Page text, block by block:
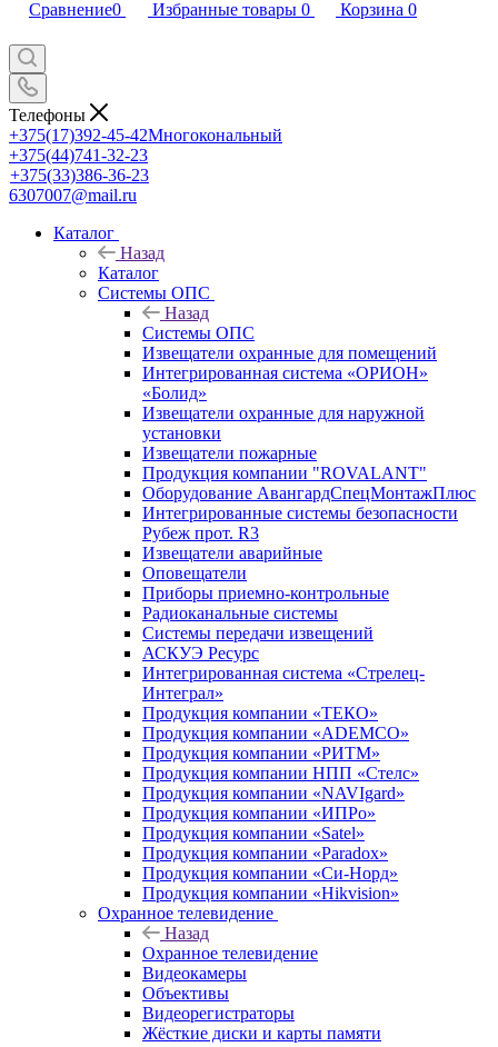
Сравнение0 Избранные товары 0 Корзина 0
Телефоны
+375(17)392-45-42Многокональный
+375(44)741-32-23
+375(33)386-36-23
6307007@mail.ru
Каталог
Назад
Каталог
Системы ОПС
Назад
Системы ОПС
Извещатели охранные для помещений
Интегрированная система «ОРИОН»
«Болид»
Извещатели охранные для наружной
установки
Извещатели пожарные
Продукция компании "ROVALANT"
Оборудование АвангардСпецМонтажПлюс
Интегрированные системы безопасности
Рубеж прот. R3
Извещатели аварийные
Оповещатели
Приборы приемно-контрольные
Радиоканальные системы
Системы передачи извещений
АСКУЭ Ресурс
Интегрированная система «Стрелец-
Интеграл»
Продукция компании «ТЕКО»
Продукция компании «ADEMCO»
Продукция компании «РИТМ»
Продукция компании НПП «Стелс»
Продукция компании «NAVIgard»
Продукция компании «ИПРо»
Продукция компании «Satel»
Продукция компании «Paradox»
Продукция компании «Си-Норд»
Продукция компании «Hikvision»
Охранное телевидение
Назад
Охранное телевидение
Видеокамеры
Объективы
Видеорегистраторы
Жёсткие диски и карты памяти